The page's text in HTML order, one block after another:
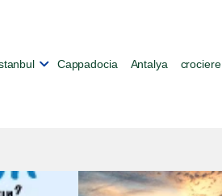
Cappadocia Antalya crociere